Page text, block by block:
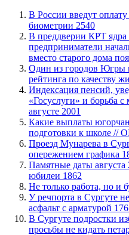
В России введут
биометрии 2540
​В преддверии КРТ ядра
предприниматели
вместо старого дома
Один из городов Югры
рейтинга по качеству
​Индексация пенсий,
«Госуслуги» и борьба
августе 2001
Какие выплаты
подготовки к школе
​Проезд Мунарева в
опережением графика
​Памятные даты
юбилеи 1862
​Не только работа, но и
​У речпорта в Сургуте
асфальт с арматурой
В Сургуте подростки
просьбы не кидать